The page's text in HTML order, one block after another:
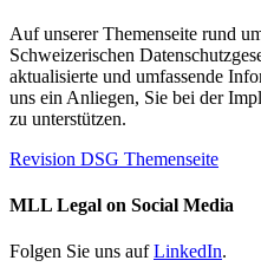
Auf unserer Themenseite rund
Schweizerischen
aktualisierte und umfassende
uns ein Anliegen, Sie bei der
zu unterstützen.
Revision DSG Themenseite
MLL Legal on Social Media
Folgen Sie uns aufLinkedIn.